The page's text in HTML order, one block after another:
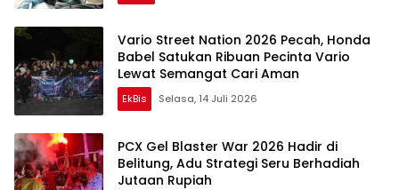
Vario Street Nation 2026 Pecah, Honda
Babel Satukan Ribuan Pecinta Vario
Lewat Semangat Cari Aman
EkBis Selasa, 14 Juli 2026
PCX Gel Blaster War 2026 Hadir di
Belitung, Adu Strategi Seru Berhadiah
Jutaan Rupiah